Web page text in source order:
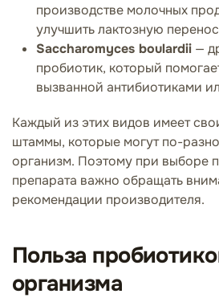
производстве молочных
улучшить лактозную
Saccharomyces boulardii —
пробиотик, который
вызванной антибиотиками
Каждый из этих видов имеет
штаммы, которые могут по-
организм. Поэтому при выборе
препарата важно обращать
рекомендации производителя.
Польза
организма